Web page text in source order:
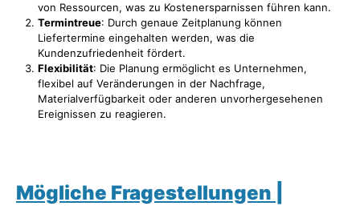
von Ressourcen, was zu Kostenersparnissen führen kann.
Termintreue: Durch genaue Zeitplanung können
Liefertermine eingehalten werden, was die
Kundenzufriedenheit fördert.
Flexibilität: Die Planung ermöglicht es Unternehmen,
flexibel auf Veränderungen in der Nachfrage,
Materialverfügbarkeit oder anderen unvorhergesehenen
Ereignissen zu reagieren.
Mögliche Fragestellungen |